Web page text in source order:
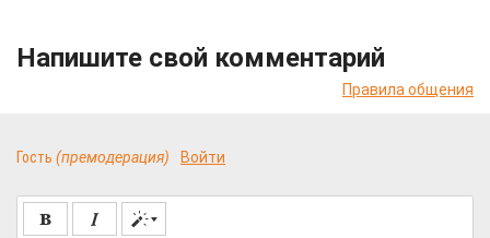
Напишите свой комментарий
Правила общения
Гость (премодерация) Войти